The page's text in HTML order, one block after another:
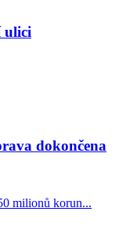
ulici
dokončena
milionů korun...